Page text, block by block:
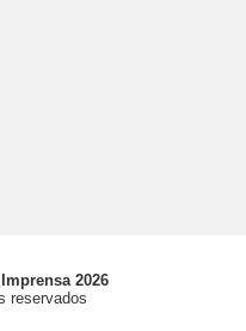
2026
reservados